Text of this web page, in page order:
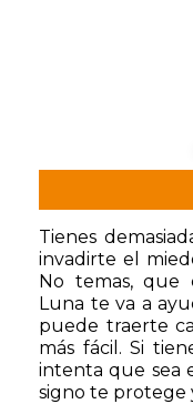
Tienes
invadirte el
No temas, que
Luna te va a
puede traerte
más fácil. Si
intenta que sea
signo te protege